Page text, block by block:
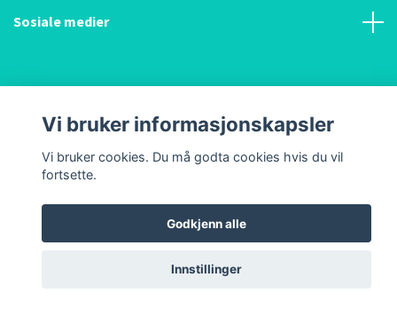
Sosiale medier
Vi bruker informasjonskapsler
Vi bruker cookies. Du må godta cookies hvis du vil
fortsette.
Godkjenn alle
Innstillinger